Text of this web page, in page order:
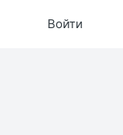
Войти